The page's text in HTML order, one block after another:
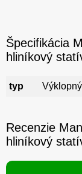
Špecifikácia
hliníkový
typ
Recenzie
hliníkový